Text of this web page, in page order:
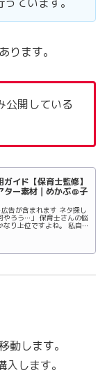
ります。
公開している
イド【保育士監修】
ター素材｜めかぶ＠子
告が含まれます ネタ探し
やろう…」 保育士さんの悩
なり上位ですよね。 私自
動します。
します。